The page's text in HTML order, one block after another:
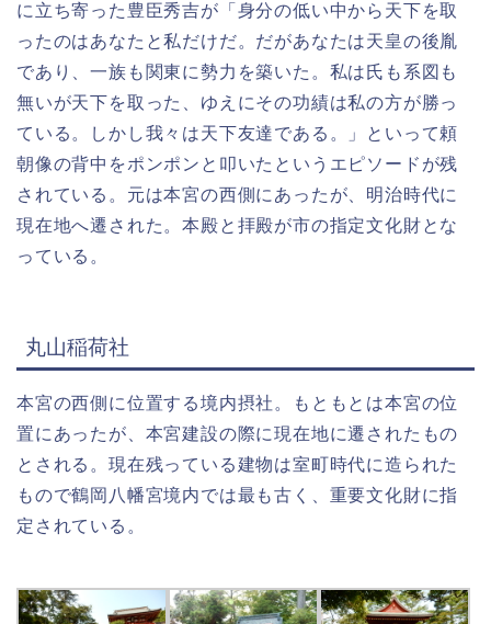
に立ち寄った豊臣秀吉が「身分の低い中から天下を取
ったのはあなたと私だけだ。だがあなたは天皇の後胤
であり、一族も関東に勢力を築いた。私は氏も系図も
無いが天下を取った、ゆえにその功績は私の方が勝っ
ている。しかし我々は天下友達である。」といって頼
朝像の背中をポンポンと叩いたというエピソードが残
されている。元は本宮の西側にあったが、明治時代に
現在地へ遷された。本殿と拝殿が市の指定文化財とな
っている。
丸山稲荷社
本宮の西側に位置する境内摂社。もともとは本宮の位
置にあったが、本宮建設の際に現在地に遷されたもの
とされる。現在残っている建物は室町時代に造られた
もので鶴岡八幡宮境内では最も古く、重要文化財に指
定されている。